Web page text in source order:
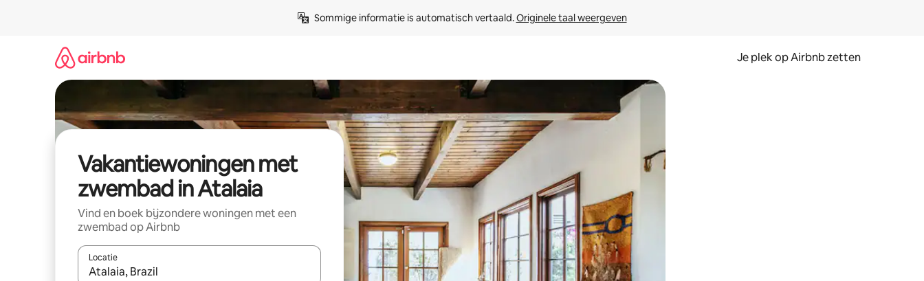
Sommige informatie is automatisch vertaald. Originele taal weergeven
Je plek op Airbnb zetten
Vakantiewoningen met
zwembad in Atalaia
Vind en boek bijzondere woningen met een
zwembad op Airbnb
Locatie
Wanneer er resultaten beschikbaar zijn, maak je een keuze met je de pijltjestoetsen omhoog en omlaag, óf door te tikken of swipen.